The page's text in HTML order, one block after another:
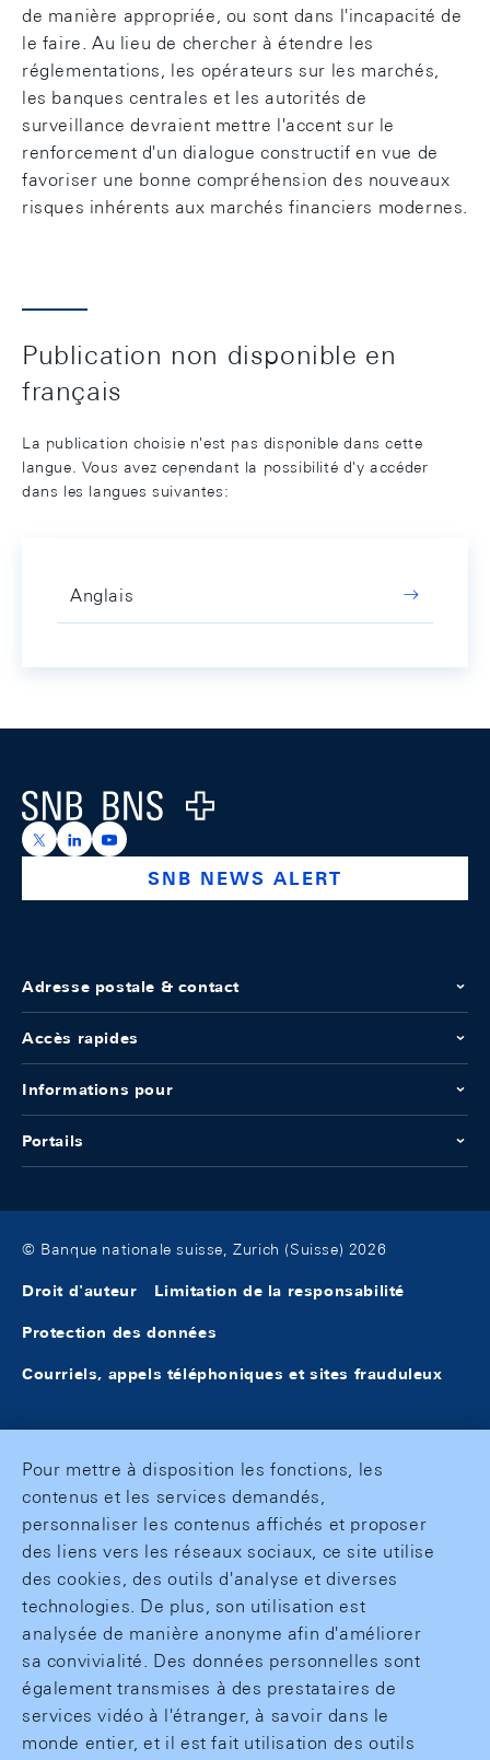
de manière appropriée, ou sont dans l'incapacité de
le faire. Au lieu de chercher à étendre les
réglementations, les opérateurs sur les marchés,
les banques centrales et les autorités de
surveillance devraient mettre l'accent sur le
renforcement d'un dialogue constructif en vue de
favoriser une bonne compréhension des nouveaux
risques inhérents aux marchés financiers modernes.
Publication non disponible en
français
La publication choisie n'est pas disponible dans cette
langue. Vous avez cependant la possibilité d'y accéder
dans les langues suivantes:
Anglais
Logo
https://x.com/snb_bns
https://ch.linkedin.com/company/swiss-national-
https://www.youtube.com/@swissnationalbank
SNB NEWS ALERT
Adresse postale & contact
Accès rapides
Informations pour
Portails
© Banque nationale suisse, Zurich (Suisse) 2026
Droit d'auteur Limitation de la responsabilité
Protection des données
Courriels, appels téléphoniques et sites frauduleux
Pour mettre à disposition les fonctions, les
contenus et les services demandés,
personnaliser les contenus affichés et proposer
des liens vers les réseaux sociaux, ce site utilise
des cookies, des outils d'analyse et diverses
technologies. De plus, son utilisation est
analysée de manière anonyme afin d'améliorer
sa convivialité. Des données personnelles sont
également transmises à des prestataires de
services vidéo à l'étranger, à savoir dans le
monde entier, et il est fait utilisation des outils